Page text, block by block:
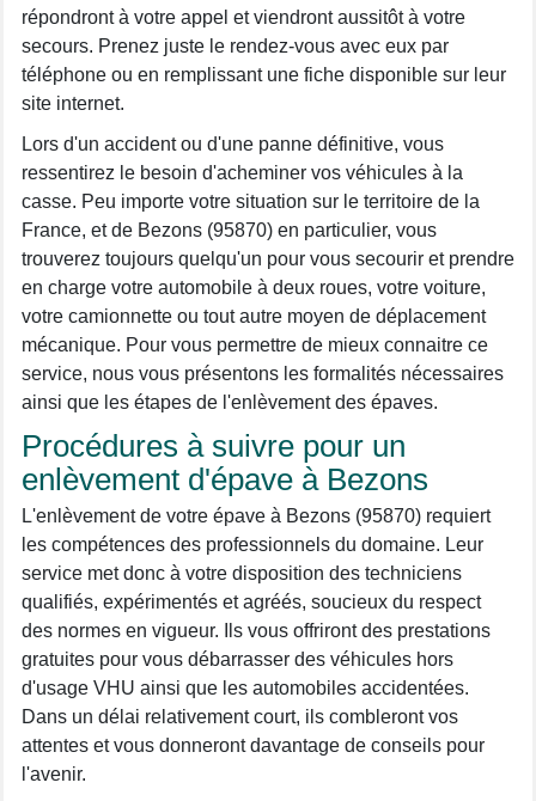
répondront à votre appel et viendront aussitôt à votre
secours. Prenez juste le rendez-vous avec eux par
téléphone ou en remplissant une fiche disponible sur leur
site internet.
Lors d'un accident ou d'une panne définitive, vous
ressentirez le besoin d'acheminer vos véhicules à la
casse. Peu importe votre situation sur le territoire de la
France, et de Bezons (95870) en particulier, vous
trouverez toujours quelqu'un pour vous secourir et prendre
en charge votre automobile à deux roues, votre voiture,
votre camionnette ou tout autre moyen de déplacement
mécanique. Pour vous permettre de mieux connaitre ce
service, nous vous présentons les formalités nécessaires
ainsi que les étapes de l'enlèvement des épaves.
Procédures à suivre pour un
enlèvement d'épave à Bezons
L'enlèvement de votre épave à Bezons (95870) requiert
les compétences des professionnels du domaine. Leur
service met donc à votre disposition des techniciens
qualifiés, expérimentés et agréés, soucieux du respect
des normes en vigueur. Ils vous offriront des prestations
gratuites pour vous débarrasser des véhicules hors
d'usage VHU ainsi que les automobiles accidentées.
Dans un délai relativement court, ils combleront vos
attentes et vous donneront davantage de conseils pour
l'avenir.